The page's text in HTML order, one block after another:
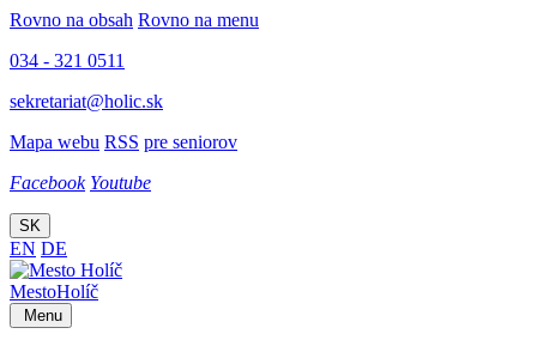
Rovno na obsah Rovno na menu
034 - 321 0511
sekretariat@holic.sk
Mapa webu RSS pre seniorov
Facebook Youtube
SK
EN DE
MestoHolíč
Menu